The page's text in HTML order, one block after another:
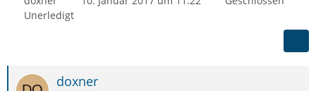
Unerledigt
doxner